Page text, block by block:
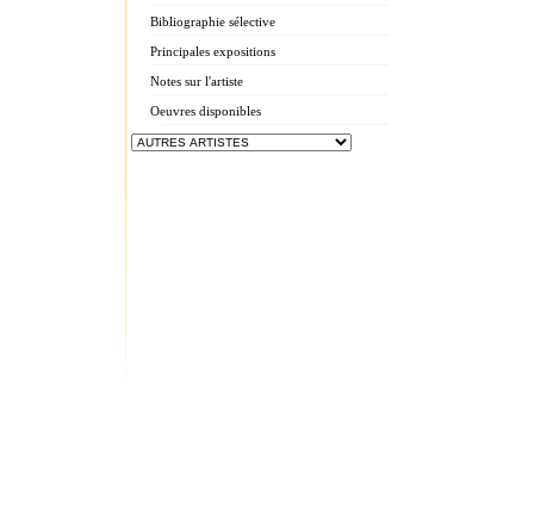
Bibliographie sélective
Principales expositions
Notes sur l'artiste
Oeuvres disponibles